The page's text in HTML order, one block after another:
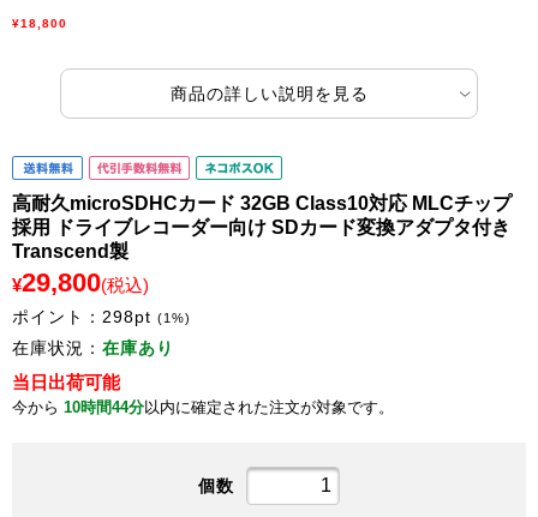
¥18,800
商品の詳しい説明を見る
高耐久microSDHCカード 32GB Class10対応 MLCチップ
採用 ドライブレコーダー向け SDカード変換アダプタ付き
Transcend製
¥29,800(税込)
ポイント： 298pt (1%)
在庫状況： 在庫あり
当日出荷可能
今から 10時間44分以内に確定された注文が対象です。
個数